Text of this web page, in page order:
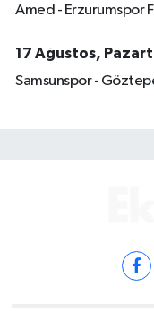
Amed - Erzurumspor
17 Ağustos,
Samsunspor -